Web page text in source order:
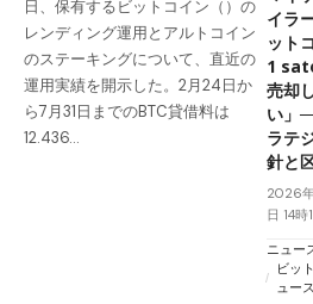
日、保有するビットコイン（）の
レンディング運用とアルトコイン
のステーキングについて、直近の
運用実績を開示した。2月24日か
ら7月31日までのBTC貸借料は
12.436…
イラ
ット
1
売却
い」
ラテ
針と
2026
日 14時
ニュー
ビッ
ュース